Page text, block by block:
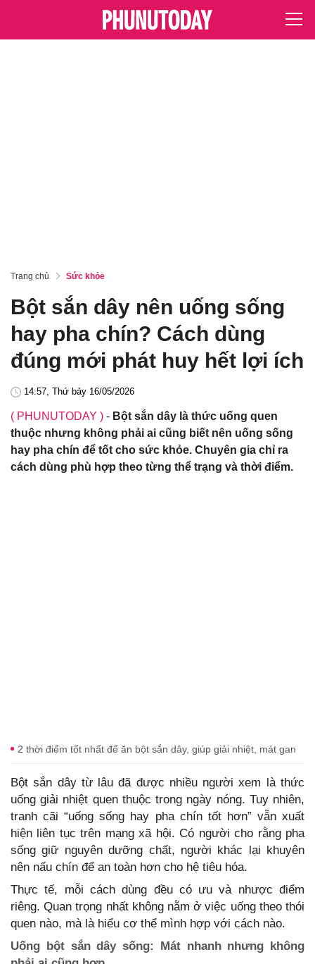
Trang chủ Sức khỏe
Bột sắn dây nên uống sống
hay pha chín? Cách dùng
đúng mới phát huy hết lợi ích
14:57, Thứ bảy 16/05/2026
( PHUNUTODAY ) - Bột sắn dây là thức uống quen
thuộc nhưng không phải ai cũng biết nên uống sống
hay pha chín để tốt cho sức khỏe. Chuyên gia chỉ ra
cách dùng phù hợp theo từng thể trạng và thời điểm.
2 thời điểm tốt nhất để ăn bột sắn dây, giúp giải nhiệt, mát gan
Bột sắn dây từ lâu đã được nhiều người xem là thức
uống giải nhiệt quen thuộc trong ngày nóng. Tuy nhiên,
tranh cãi “uống sống hay pha chín tốt hơn” vẫn xuất
hiện liên tục trên mạng xã hội. Có người cho rằng pha
sống giữ nguyên dưỡng chất, người khác lại khuyên
nên nấu chín để an toàn hơn cho hệ tiêu hóa.
Thực tế, mỗi cách dùng đều có ưu và nhược điểm
riêng. Quan trọng nhất không nằm ở việc uống theo thói
quen nào, mà là hiểu cơ thể mình hợp với cách nào.
Uống bột sắn dây sống: Mát nhanh nhưng không